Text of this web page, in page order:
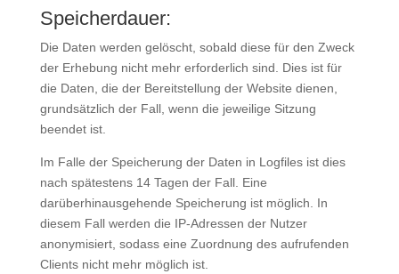
Speicherdauer:
Die Daten werden gelöscht, sobald diese für den Zweck
der Erhebung nicht mehr erforderlich sind. Dies ist für
die Daten, die der Bereitstellung der Website dienen,
grundsätzlich der Fall, wenn die jeweilige Sitzung
beendet ist.
Im Falle der Speicherung der Daten in Logfiles ist dies
nach spätestens 14 Tagen der Fall. Eine
darüberhinausgehende Speicherung ist möglich. In
diesem Fall werden die IP-Adressen der Nutzer
anonymisiert, sodass eine Zuordnung des aufrufenden
Clients nicht mehr möglich ist.